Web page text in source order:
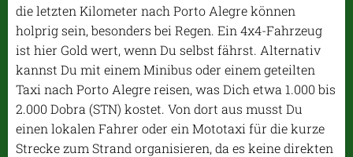
die letzten Kilometer nach Porto Alegre können
holprig sein, besonders bei Regen. Ein 4x4-Fahrzeug
ist hier Gold wert, wenn Du selbst fährst. Alternativ
kannst Du mit einem Minibus oder einem geteilten
Taxi nach Porto Alegre reisen, was Dich etwa 1.000 bis
2.000 Dobra (STN) kostet. Von dort aus musst Du
einen lokalen Fahrer oder ein Mototaxi für die kurze
Strecke zum Strand organisieren, da es keine direkten